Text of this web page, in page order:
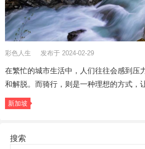
彩色人生 发布于 2024-02-29
在繁忙的城市生活中，人们往往会感到压
和解脱。而骑行，则是一种理想的方式，
新加坡
搜索